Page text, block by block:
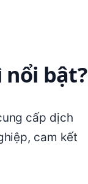
nổi bật?
cấp dịch
cam kết